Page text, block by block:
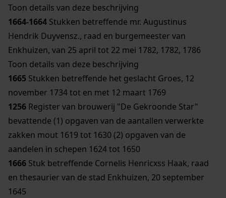
Toon details van deze beschrijving
1664-1664 Stukken betreffende mr. Augustinus
Hendrik Duyvensz., raad en burgemeester van
Enkhuizen, van 25 april tot 22 mei 1782, 1782, 1786
Toon details van deze beschrijving
1665 Stukken betreffende het geslacht Groes, 12
november 1734 tot en met 12 maart 1769
1256 Register van brouwerij "De Gekroonde Star"
bevattende (1) opgaven van de aantallen verwerkte
zakken mout 1619 tot 1630 (2) opgaven van de
aandelen in schepen 1624 tot 1650
1666 Stuk betreffende Cornelis Henricxss Haak, raad
en thesaurier van de stad Enkhuizen, 20 september
1645